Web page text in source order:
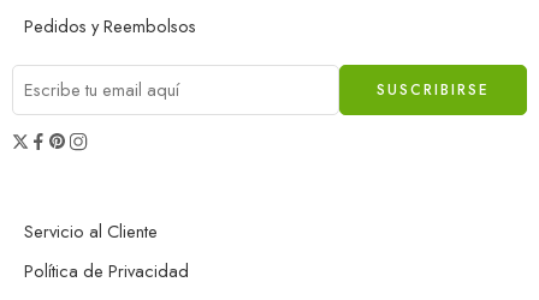
Pedidos y Reembolsos
Servicio al Cliente
Política de Privacidad